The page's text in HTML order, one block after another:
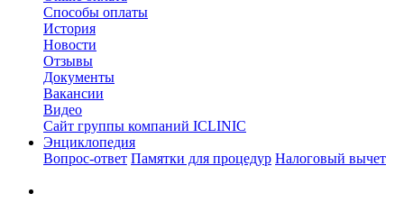
Способы оплаты
История
Новости
Отзывы
Документы
Вакансии
Видео
Сайт группы компаний ICLINIC
Энциклопедия
Вопрос-ответ Памятки для процедур Налоговый вычет